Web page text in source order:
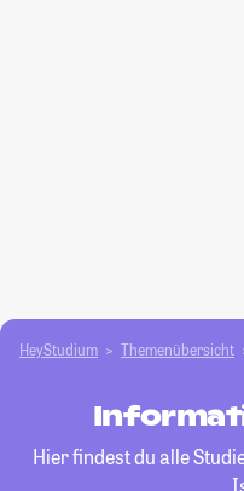
HeyStudium Themenübersicht
Hier findest du alle